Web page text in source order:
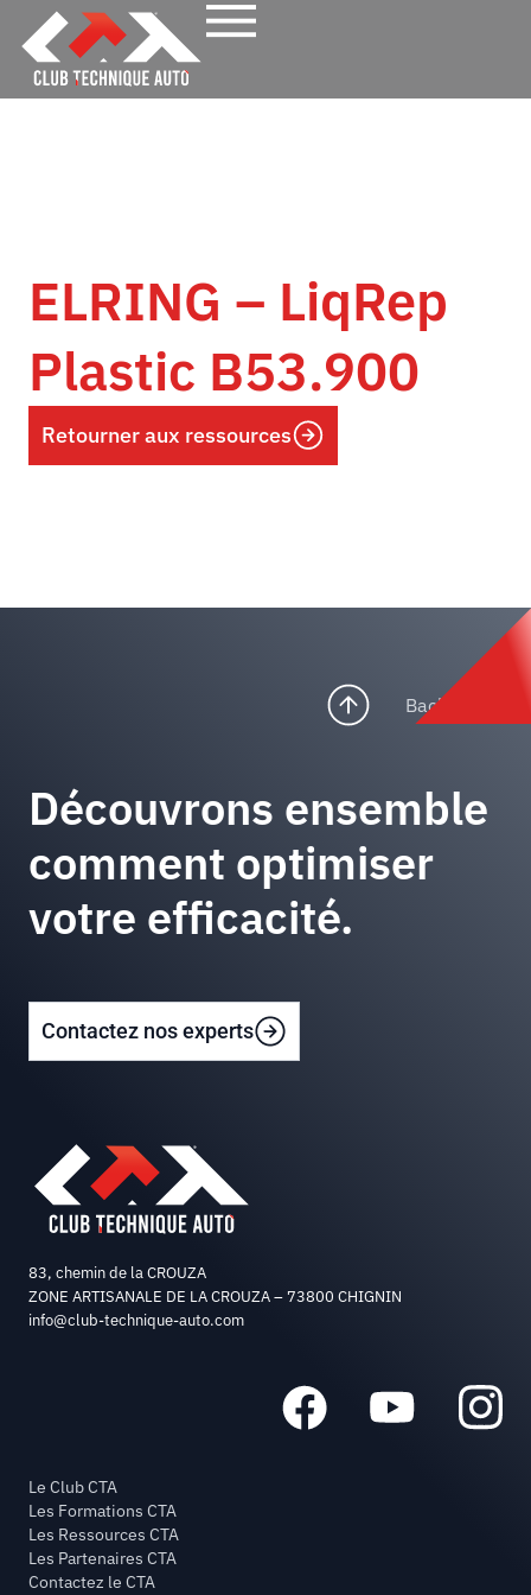
ELRING – LiqRep
Plastic B53.900
Retourner aux ressources
Découvrons ensemble
comment optimiser
votre efficacité.
Contactez nos experts
Back to top
83, chemin de la CROUZA
ZONE ARTISANALE DE LA CROUZA – 73800 CHIGNIN
info@club-technique-auto.com
Le Club CTA
Les Formations CTA
Les Ressources CTA
Les Partenaires CTA
Contactez le CTA